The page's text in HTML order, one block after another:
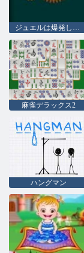
ジュエルは爆発します
麻雀デラックス2
ハングマン